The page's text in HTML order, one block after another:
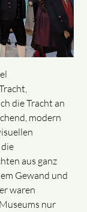
die Tracht an
modern
aus ganz
Gewand und
waren
nur